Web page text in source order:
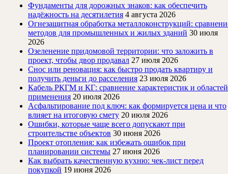
Фундаменты для дорожных знаков: как обеспечить
надёжность на десятилетия 4 августа 2026
Огнезащитная обработка металлоконструкций:
методов для промышленных и жилых зданий 30 июля
2026
Озеленение придомовой территории: что заложить в
проект, чтобы двор продавал 27 июля 2026
Снос или реновация: как быстро продать квартиру и
получить деньги до расселения 23 июля 2026
Кабель РКГМ и КГ: сравнение характеристик и областей
применения 20 июля 2026
Асфальтирование под ключ: как формируется цена и что
влияет на итоговую смету 20 июля 2026
Ошибки, которые чаще всего допускают при
строительстве объектов 30 июня 2026
Проект отопления: как избежать ошибок при
планировании системы 27 июня 2026
Как выбрать качественную кухню: чек-лист перед
покупкой 19 июня 2026